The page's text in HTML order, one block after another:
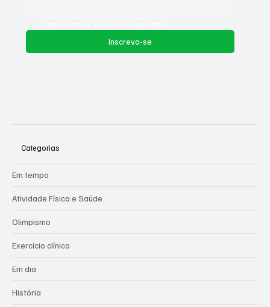
Inscreva-se
Categorias
Em tempo
Atividade Física e Saúde
Olimpismo
Exercício clínico
Em dia
História